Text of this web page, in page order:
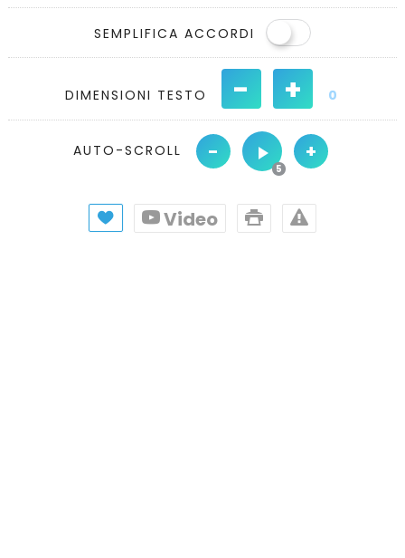
SEMPLIFICA ACCORDI
DIMENSIONI TESTO - + 0
AUTO-SCROLL - +
Video